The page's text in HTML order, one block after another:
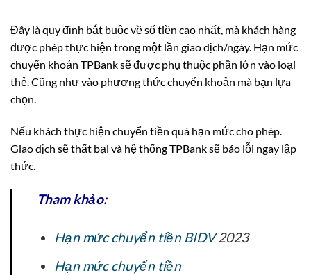
Đây là quy định bắt buộc về số tiền cao nhất, mà khách hàng
được phép thực hiện trong một lần giao dịch/ngày. Hạn mức
chuyển khoản TPBank sẽ được phụ thuộc phần lớn vào loại
thẻ. Cũng như vào phương thức chuyển khoản mà bạn lựa
chọn.
Nếu khách thực hiện chuyển tiền quá hạn mức cho phép.
Giao dịch sẽ thất bại và hệ thống TPBank sẽ báo lỗi ngay lập
thức.
Tham khảo:
Hạn mức chuyển tiền BIDV2023
Hạn mức chuyển tiền